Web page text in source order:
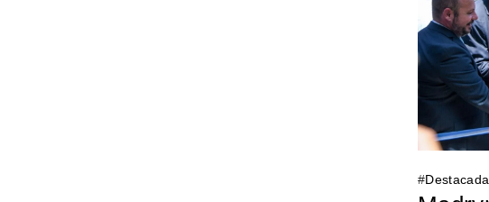
#Destacada